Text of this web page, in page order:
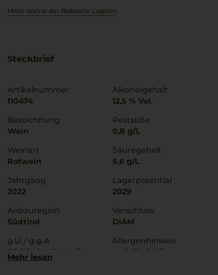
Mehr Weine der Rebsorte Lagrein
Steckbrief
Artikelnummer
110474
Bezeichnung
Wein
Weinart
Rotwein
Jahrgang
2022
Anbauregion
Südtirol
g.U./ g.g.A
Südtirol - Alto Adige
Alkoholgehalt
12,5 % Vol.
Restsüße
0,8 g/L
Säuregehalt
5,6 g/L
Lagerpotential
2029
Verschluss
DIAM
Allergenhinweis
enthält Sulfite
Mehr lesen